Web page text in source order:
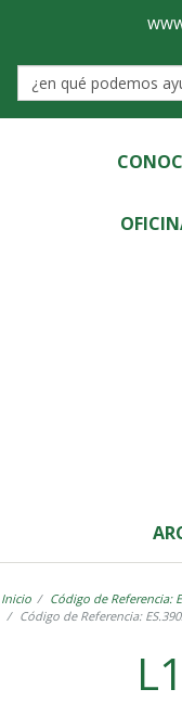
de
Castro-
Urdiales
Inicio
Código de Referencia:
Código de Referencia: